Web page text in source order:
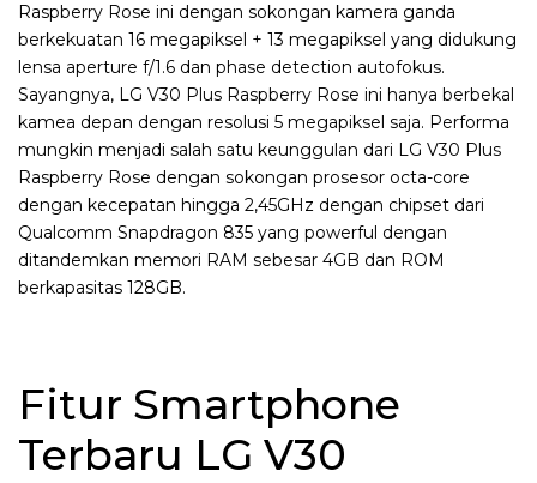
Raspberry Rose ini dengan sokongan kamera ganda
berkekuatan 16 megapiksel + 13 megapiksel yang didukung
lensa aperture f/1.6 dan phase detection autofokus.
Sayangnya, LG V30 Plus Raspberry Rose ini hanya berbekal
kamea depan dengan resolusi 5 megapiksel saja. Performa
mungkin menjadi salah satu keunggulan dari LG V30 Plus
Raspberry Rose dengan sokongan prosesor octa-core
dengan kecepatan hingga 2,45GHz dengan chipset dari
Qualcomm Snapdragon 835 yang powerful dengan
ditandemkan memori RAM sebesar 4GB dan ROM
berkapasitas 128GB.
Fitur Smartphone
Terbaru LG V30